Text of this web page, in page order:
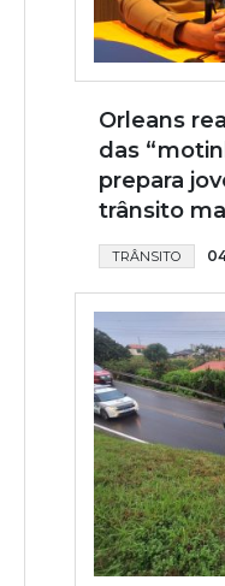
Orleans
das
prepara
trânsito
TRÂNSITO